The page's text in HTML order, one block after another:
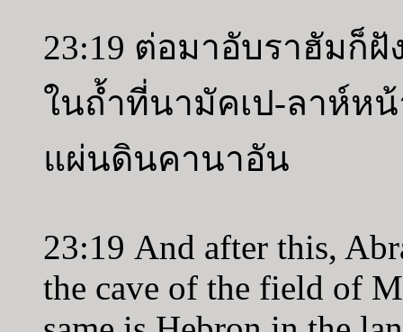
23:19 ต่อมาอับราฮัมก็
ในถ้ำที่นามัคเป-ลาห์หน้
แผ่นดินคานาอัน
23:19 And after this,
the cave of the field of